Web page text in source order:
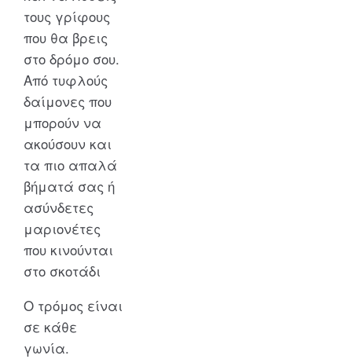
τους γρίφους
που θα βρεις
στο δρόμο σου.
Από τυφλούς
δαίμονες που
μπορούν να
ακούσουν και
τα πιο απαλά
βήματά σας ή
ασύνδετες
μαριονέτες
που κινούνται
στο σκοτάδι
Ο τρόμος είναι
σε κάθε
γωνία.